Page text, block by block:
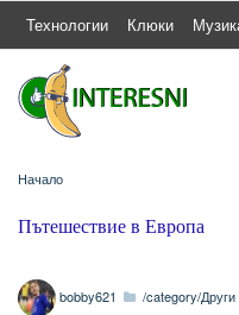
Технологии Клюки
Начало
Пътешествие в Европа
bobby621 /category/Други